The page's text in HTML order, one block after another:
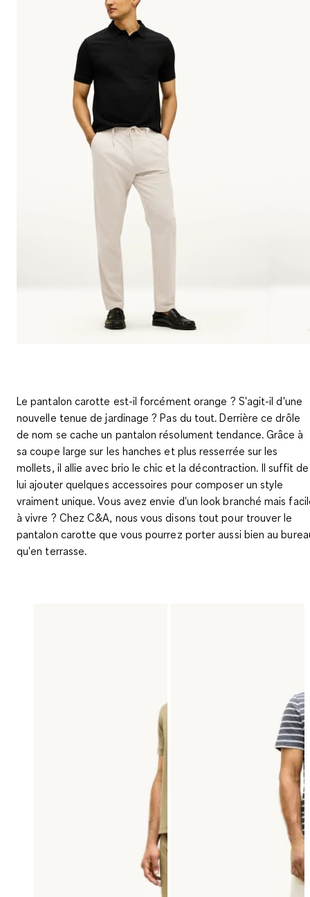
Le pantalon carotte est-il forcément orange ? S'agit-il d'une
nouvelle tenue de jardinage ? Pas du tout. Derrière ce drôle
de nom se cache un pantalon résolument tendance. Grâce à
sa coupe large sur les hanches et plus resserrée sur les
mollets, il allie avec brio le chic et la décontraction. Il suffit de
lui ajouter quelques accessoires pour composer un style
vraiment unique. Vous avez envie d'un look branché mais
à vivre ? Chez C&A, nous vous disons tout pour trouver le
pantalon carotte que vous pourrez porter aussi bien au
qu'en terrasse.